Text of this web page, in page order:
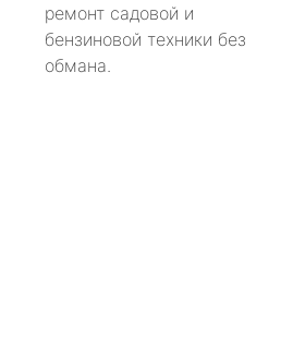
ремонт садовой и
бензиновой техники без
обмана.